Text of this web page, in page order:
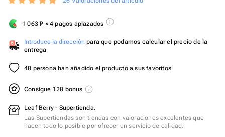
1 063₽ × 4 pagos aplazados
Introduce la dirección para que podamos calcular el precio de la
entrega
48 persona han añadido el producto a sus favoritos
Consigue 128 bonus
Leaf Berry - Supertienda.
Las Supertiendas son tiendas con valoraciones excelentes que
hacen todo lo posible por ofrecer un servicio de calidad.